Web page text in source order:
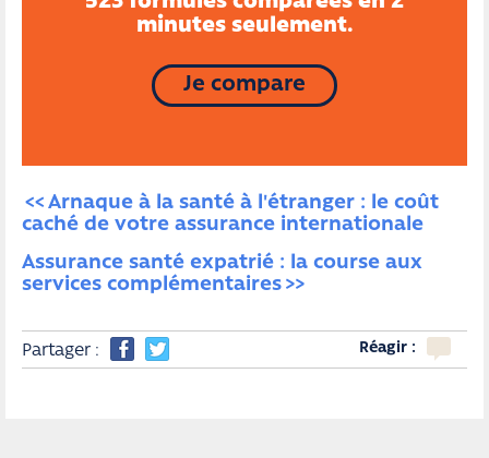
minutes seulement.
Je compare
Arnaque à la santé à l'étranger : le coût
caché de votre assurance internationale
Assurance santé expatrié : la course aux
services complémentaires
Partager : Réagir :